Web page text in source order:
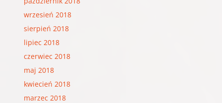
wrzesień 2018
sierpień 2018
lipiec 2018
czerwiec 2018
maj 2018
kwiecień 2018
marzec 2018